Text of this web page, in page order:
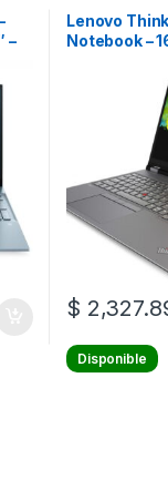
–
Lenovo
Notebook –
– Intel Core
16 GB RAM
512 GB SSD
A2000 –
Spanish –
$
Disponible